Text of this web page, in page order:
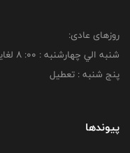
روزهای عادی:
شنبه الي چهارشنبه : 00: 8 لغايت 16:00
پنج شنبه : تعطیل
پیوندها